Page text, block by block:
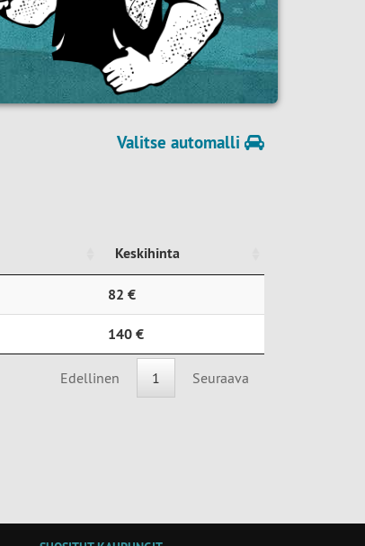
Valitse automalli
Keskihinta
Keskihinta
82 €
140 €
Edellinen 1 Seuraava